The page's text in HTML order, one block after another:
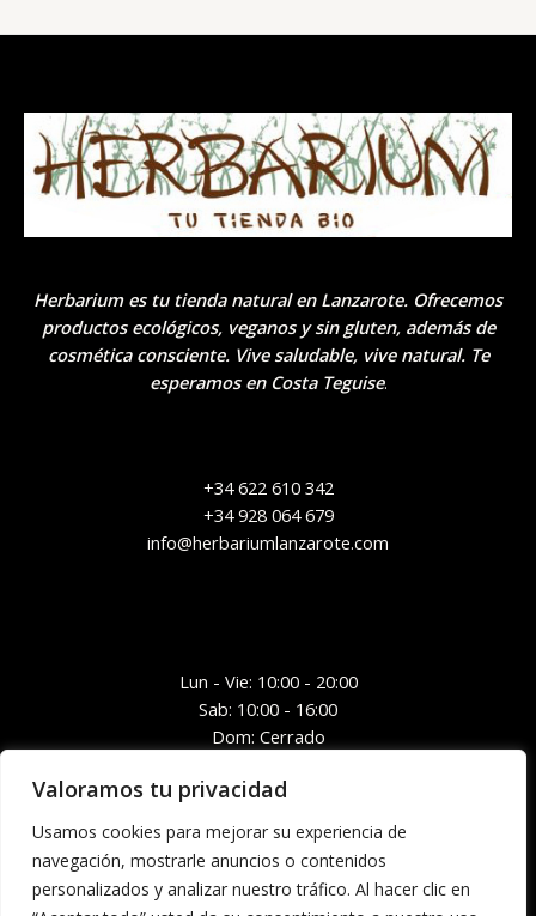
Valoramos tu privacidad
Usamos cookies para mejorar su experiencia de
navegación, mostrarle anuncios o contenidos
personalizados y analizar nuestro tráfico. Al hacer clic en
Herbarium es tu tienda natural en Lanzarote. Ofrecemos
productos ecológicos, veganos y sin gluten, además de
cosmética consciente. Vive saludable, vive natural. Te
esperamos en Costa Teguise.
+34 622 610 342
+34 928 064 679
info@herbariumlanzarote.com
Lun - Vie: 10:00 - 20:00
Sab: 10:00 - 16:00
Dom: Cerrado